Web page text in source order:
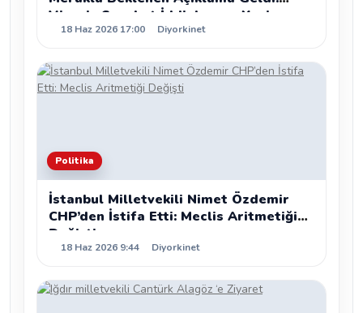
Vizesiz Seyahat İddiaları ve Yeni
Kanun Teklifleri
18 Haz 2026 17:00 Diyorkinet
Politika
İstanbul Milletvekili Nimet Özdemir
CHP’den İstifa Etti: Meclis Aritmetiği
Değişti
18 Haz 2026 9:44 Diyorkinet